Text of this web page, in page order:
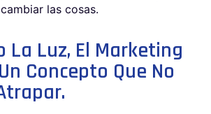
las cosas.
La Luz, El Marketing
Concepto Que No